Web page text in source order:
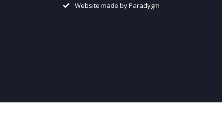
Website made by Paradygm